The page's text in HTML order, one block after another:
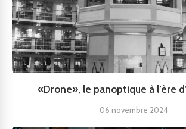
«Drone», le panoptique à l’ère
06 novembre 2024